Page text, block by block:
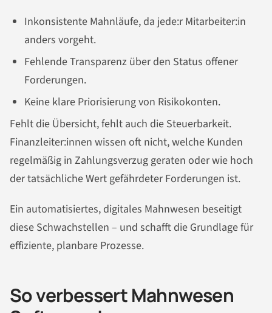
Inkonsistente Mahnläufe, da jede:r Mitarbeiter:in
anders vorgeht.
Fehlende Transparenz über den Status offener
Forderungen.
Keine klare Priorisierung von Risikokonten.
Fehlt die Übersicht, fehlt auch die Steuerbarkeit.
Finanzleiter:innen wissen oft nicht, welche Kunden
regelmäßig in Zahlungsverzug geraten oder wie hoch
der tatsächliche Wert gefährdeter Forderungen ist.
Ein automatisiertes, digitales Mahnwesen beseitigt
diese Schwachstellen – und schafft die Grundlage für
effiziente, planbare Prozesse.
So verbessert Mahnwesen